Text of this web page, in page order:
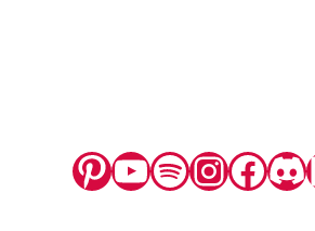
Pinterest YouTube Spotify InstagramFacebook Discord